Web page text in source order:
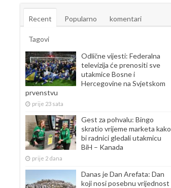
Recent Popularno komentari
Tagovi
Odlične vijesti: Federalna
televizija će prenositi sve
utakmice Bosne i
Hercegovine na Svjetskom
prvenstvu
prije 23 sata
Gest za pohvalu: Bingo
skratio vrijeme marketa kako
bi radnici gledali utakmicu
BiH – Kanada
prije 2 dana
Danas je Dan Arefata: Dan
koji nosi posebnu vrijednost